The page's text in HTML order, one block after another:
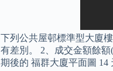
下列公共屋邨標準型大廈
有差別。 2、成交金額餘
期後的 福群大廈平面圖 14